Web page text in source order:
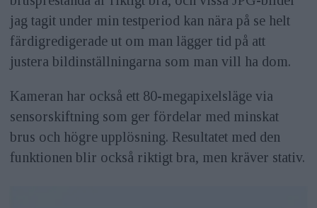
jag tagit under min testperiod kan nära på se helt
färdigredigerade ut om man lägger tid på att
justera bildinställningarna som man vill ha dom.
Kameran har också ett 80-megapixelsläge via
sensorskiftning som ger fördelar med minskat
brus och högre upplösning. Resultatet med den
funktionen blir också riktigt bra, men kräver stativ.